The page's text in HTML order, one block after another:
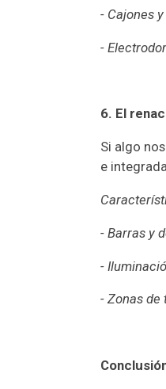
- Cajones
-
6. El
Si algo
e
- Barras y
-
- Zonas